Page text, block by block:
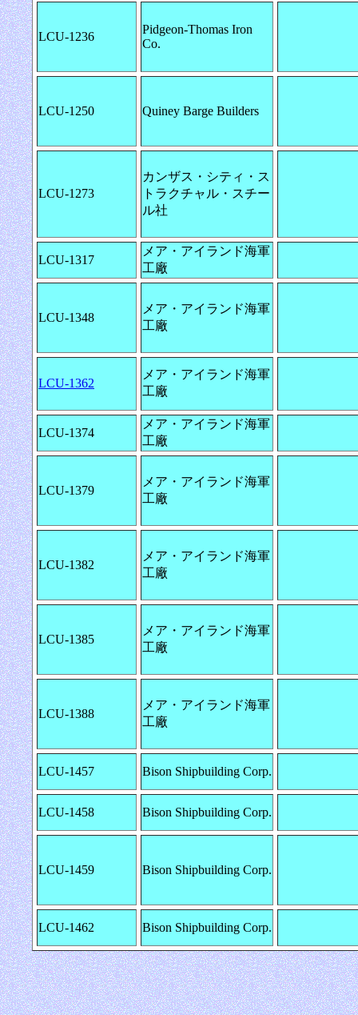
LCU-1236
Pidgeon-Thomas Iron
Co.
LCU-1250 Quiney Barge Builders
LCU-1273
カンザス・シティ・ス
トラクチャル・スチー
ル社
LCU-1317
メア・アイランド海軍
工廠
LCU-1348
メア・アイランド海軍
工廠
LCU-1362
メア・アイランド海軍
工廠
LCU-1374
メア・アイランド海軍
工廠
LCU-1379
メア・アイランド海軍
工廠
LCU-1382
メア・アイランド海軍
工廠
LCU-1385
メア・アイランド海軍
工廠
LCU-1388
メア・アイランド海軍
工廠
LCU-1457 Bison Shipbuilding Corp.
LCU-1458 Bison Shipbuilding Corp.
LCU-1459 Bison Shipbuilding Corp.
LCU-1462 Bison Shipbuilding Corp.